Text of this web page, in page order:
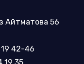
Айтматова 56
42-46